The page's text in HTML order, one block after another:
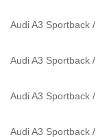
Audi A3 Sportback /
Audi A3 Sportback /
Audi A3 Sportback /
Audi A3 Sportback /